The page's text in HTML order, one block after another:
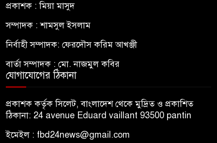
প্রকাশক : মিয়া মাসুদ
সম্পাদক : শামসুল ইসলাম
নির্বাহী সম্পাদক: ফেরদৌস করিম আখঞ্জী
বার্তা সম্পাদক : মো. নাজমুল কবির
যোগাযোগের ঠিকানা
প্রকাশক কর্তৃক সিলেট, বাংলাদেশ থেকে মুদ্রিত ও প্রকাশিত
ঠিকানা: 24 avenue Eduard vaillant 93500 pantin
ইমেইল : fbd24news@gmail.com